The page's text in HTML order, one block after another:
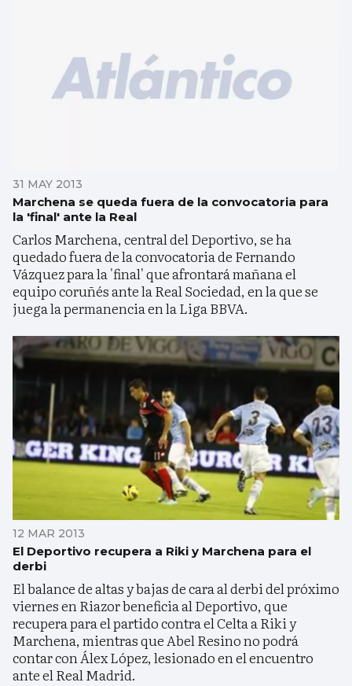
31 MAY 2013
Marchena se queda fuera de la convocatoria para
la 'final' ante la Real
Carlos Marchena, central del Deportivo, se ha
quedado fuera de la convocatoria de Fernando
Vázquez para la 'final' que afrontará mañana el
equipo coruñés ante la Real Sociedad, en la que se
juega la permanencia en la Liga BBVA.
12 MAR 2013
El Deportivo recupera a Riki y Marchena para el
derbi
El balance de altas y bajas de cara al derbi del próximo
viernes en Riazor beneficia al Deportivo, que
recupera para el partido contra el Celta a Riki y
Marchena, mientras que Abel Resino no podrá
contar con Álex López, lesionado en el encuentro
ante el Real Madrid.